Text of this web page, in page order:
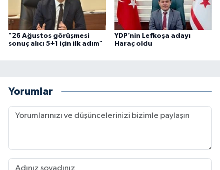
"26 Ağustos görüşmesi
sonuç alıcı 5+1 için ilk adım"
YDP’nin Lefkoşa adayı
Haraç oldu
Yorumlar